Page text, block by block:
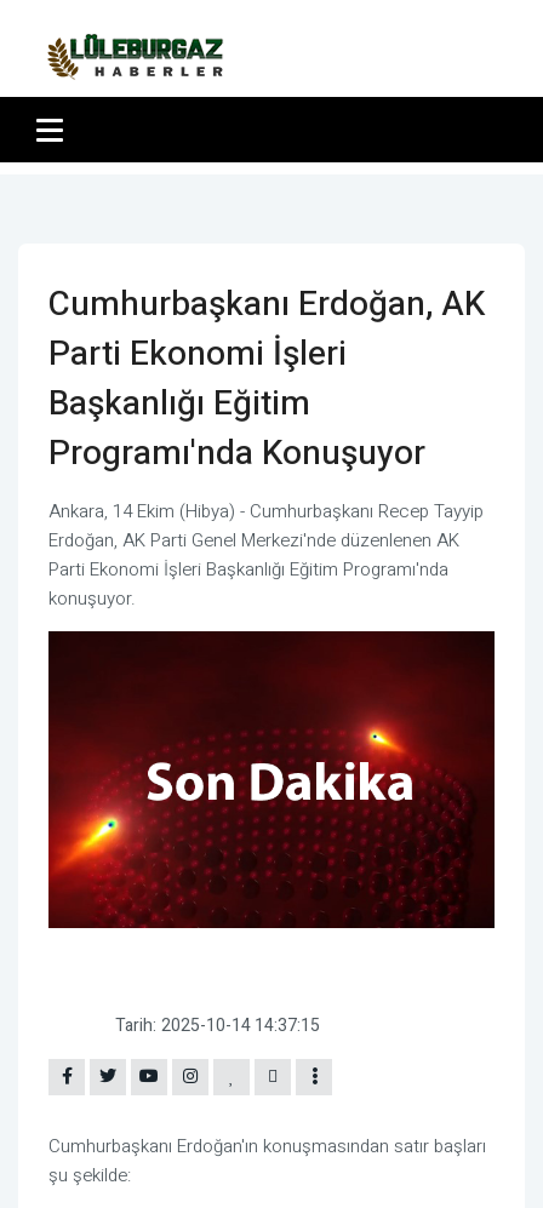
Cumhurbaşkanı Erdoğan, AK
Parti Ekonomi İşleri
Başkanlığı Eğitim
Programı'nda Konuşuyor
Ankara, 14 Ekim (Hibya) - Cumhurbaşkanı Recep Tayyip
Erdoğan, AK Parti Genel Merkezi'nde düzenlenen AK
Parti Ekonomi İşleri Başkanlığı Eğitim Programı'nda
konuşuyor.
Tarih: 2025-10-14 14:37:15
Cumhurbaşkanı Erdoğan'ın konuşmasından satır başları
şu şekilde: